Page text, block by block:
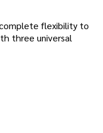
flexibility to
three universal